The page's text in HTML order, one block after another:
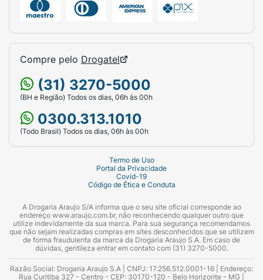
Compre pelo Drogatel
(31) 3270-5000
(BH e Região) Todos os dias, 06h às 00h
0300.313.1010
(Todo Brasil) Todos os dias, 06h às 00h
Termo de Uso
Portal da Privacidade
Covid-19
Código de Ética e Conduta
A Drogaria Araujo S/A informa que o seu site oficial corresponde ao
endereço www.araujo.com.br, não reconhecendo qualquer outro que
utilize indevidamente da sua marca. Para sua segurança recomendamos
que não sejam realizadas compras em sites desconhecidos que se utilizem
de forma fraudulenta da marca da Drogaria Araujo S.A. Em caso de
dúvidas, gentileza entrar em contato com (31) 3270-5000.
Razão Social: Drogaria Araujo S.A | CNPJ: 17.256.512.0001-16 | Endereço:
Rua Curitiba 327 - Centro - CEP: 30170-120 - Belo Horizonte - MG |